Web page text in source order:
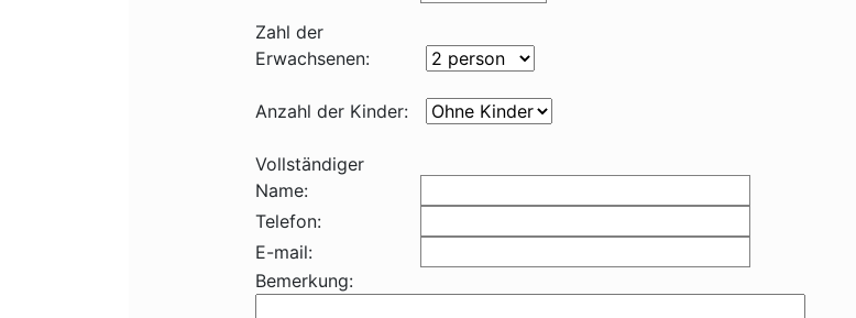
Zahl der
Erwachsenen:
Anzahl der Kinder:
Vollständiger
Name:
Telefon:
E-mail:
Bemerkung: